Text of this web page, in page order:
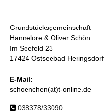
Grundstücksgemeinschaft
Hannelore & Oliver Schön
Im Seefeld 23
17424 Ostseebad Heringsdorf
E-Mail:
schoenchen(at)t-online.de
038378/33090